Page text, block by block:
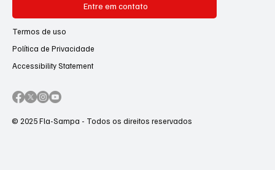
Entre em contato
Termos de uso
Política de Privacidade
Accessibility Statement
© 2025 Fla-Sampa - Todos os direitos reservados